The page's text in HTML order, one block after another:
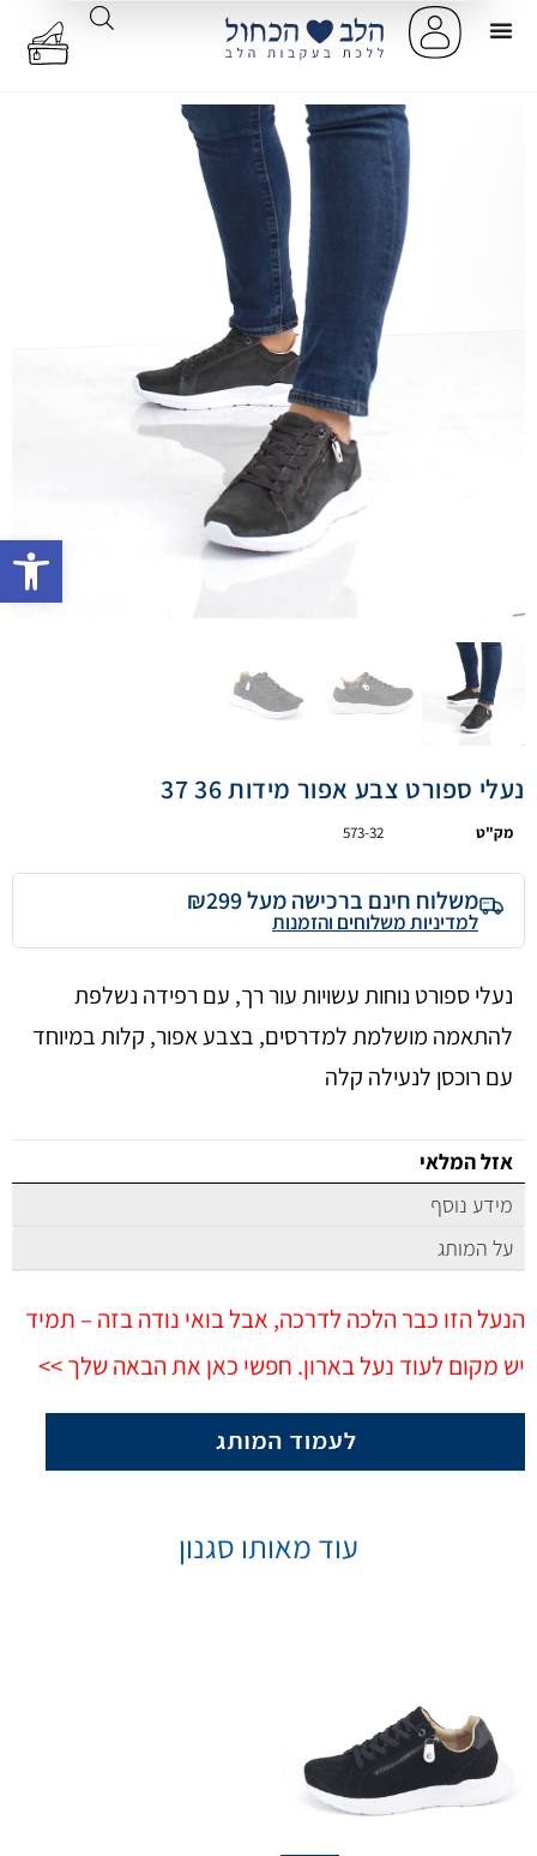
נעלי ספורט צבע אפור מידות 36 37
מק"ט 573-32
משלוח חינם ברכישה מעל ₪299
למדיניות משלוחים והזמנות
נעלי ספורט נוחות עשויות עור רך, עם רפידה נשלפת
להתאמה מושלמת למדרסים, בצבע אפור, קלות במיוחד
עם רוכסן לנעילה קלה
אזל המלאי
מידע נוסף
על המותג
הנעל הזו כבר הלכה לדרכה, אבל בואי נודה בזה – תמיד
יש מקום לעוד נעל בארון. חפשי כאן את הבאה שלך >>
עוד מאותו סגנון